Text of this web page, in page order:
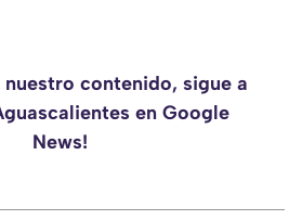
nuestro contenido, sigue a
en Google
News!